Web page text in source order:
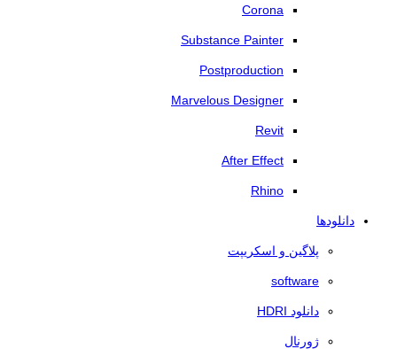
Corona
Substance Painter
Postproduction
Marvelous Designer
Revit
After Effect
Rhino
دانلودها
پلاگین و اسکریپت
software
دانلود HDRI
ژورنال